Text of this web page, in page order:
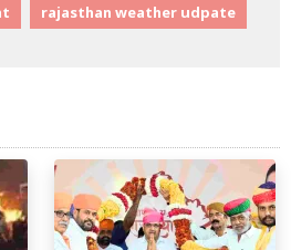
rajasthan weather udpate